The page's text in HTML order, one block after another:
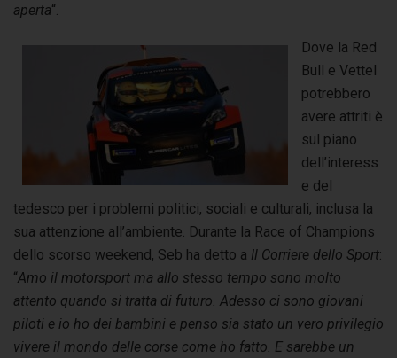
aperta“.
Dove la Red
Bull e Vettel
potrebbero
avere attriti è
sul piano
dell’interess
e del
tedesco per i problemi politici, sociali e culturali, inclusa la
sua attenzione all’ambiente. Durante la Race of Champions
dello scorso weekend, Seb ha detto a Il Corriere dello Sport:
“Amo il motorsport ma allo stesso tempo sono molto
attento quando si tratta di futuro. Adesso ci sono giovani
piloti e io ho dei bambini e penso sia stato un vero privilegio
vivere il mondo delle corse come ho fatto. E sarebbe un